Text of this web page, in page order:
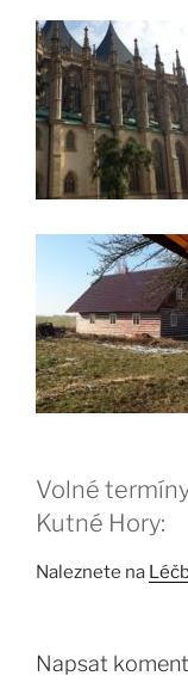
Volné
Kutné Hory:
Naleznete na
Napsat